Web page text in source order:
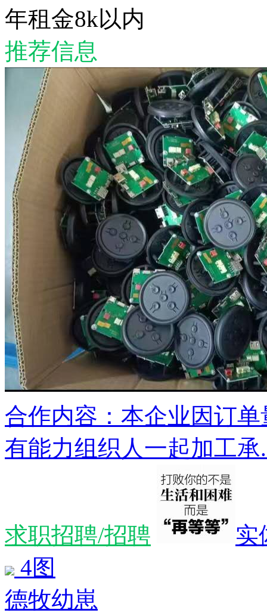
年租金8k以内
推荐信息
合作内容：本企业因订
有能力组织人一起加工承
求职招聘/招聘
实
4图
德牧幼崽